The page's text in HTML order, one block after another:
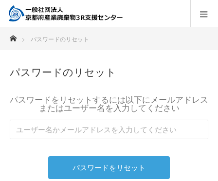
パスワードのリセット
パスワードのリセット
パスワードをリセットするには以下にメールアドレス
またはユーザー名を入力してください